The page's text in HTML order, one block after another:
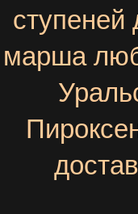
ступеней
марша